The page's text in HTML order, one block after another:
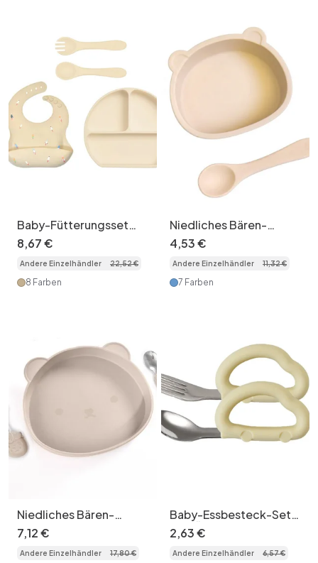
Baby-Fütterungsset
aus Silikon –
Saugnapfteller,
Lätzchen & Besteck
8,67€
Andere Einzelhändler 22,52€
8 Farben
Niedliches Bären-
Silikon-Baby-
Fütterungsset mit
Schüssel und Löffel
4,53€
Andere Einzelhändler 11,32€
7 Farben
Niedliches Bären-
Silikon-Babyteller- und
Besteckset –
lebensmittelecht
7,12€
Andere Einzelhändler 17,80€
Baby-Essbesteck-Set
zum Üben der
Selbstfütterung – Löffel
& Gabel
2,63€
Andere Einzelhändler 6,57€